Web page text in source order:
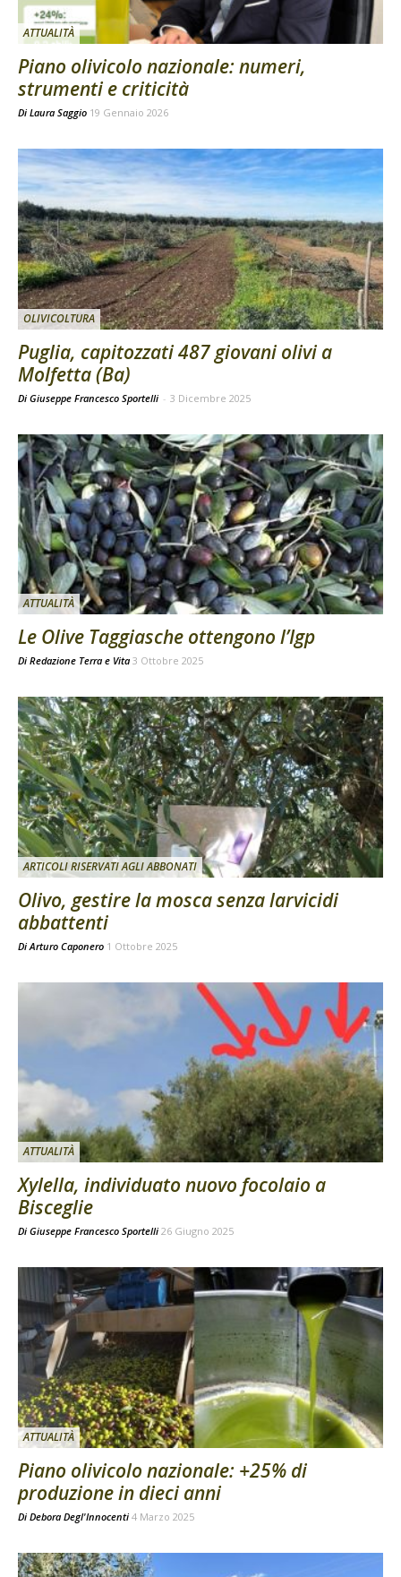
ATTUALITÀ
Piano olivicolo nazionale: numeri,
strumenti e criticità
Di Laura Saggio 19 Gennaio 2026
OLIVICOLTURA
Puglia, capitozzati 487 giovani olivi a
Molfetta (Ba)
Di Giuseppe Francesco Sportelli - 3 Dicembre 2025
ATTUALITÀ
Le Olive Taggiasche ottengono l’Igp
Di Redazione Terra e Vita 3 Ottobre 2025
ARTICOLI RISERVATI AGLI ABBONATI
Olivo, gestire la mosca senza larvicidi
abbattenti
Di Arturo Caponero 1 Ottobre 2025
ATTUALITÀ
Xylella, individuato nuovo focolaio a
Bisceglie
Di Giuseppe Francesco Sportelli 26 Giugno 2025
ATTUALITÀ
Piano olivicolo nazionale: +25% di
produzione in dieci anni
Di Debora Degl'Innocenti 4 Marzo 2025